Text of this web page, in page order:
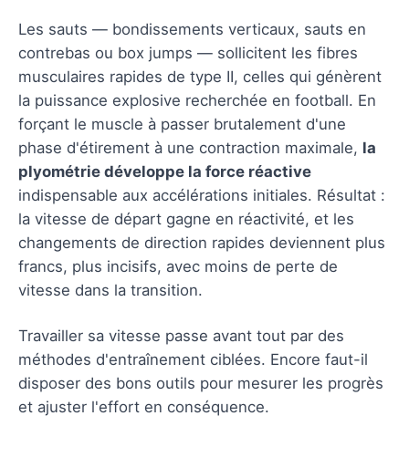
Les sauts — bondissements verticaux, sauts en
contrebas ou box jumps — sollicitent les fibres
musculaires rapides de type II, celles qui génèrent
la puissance explosive recherchée en football. En
forçant le muscle à passer brutalement d'une
phase d'étirement à une contraction maximale, la
plyométrie développe la force réactive
indispensable aux accélérations initiales. Résultat :
la vitesse de départ gagne en réactivité, et les
changements de direction rapides deviennent plus
francs, plus incisifs, avec moins de perte de
vitesse dans la transition.
Travailler sa vitesse passe avant tout par des
méthodes d'entraînement ciblées. Encore faut-il
disposer des bons outils pour mesurer les progrès
et ajuster l'effort en conséquence.